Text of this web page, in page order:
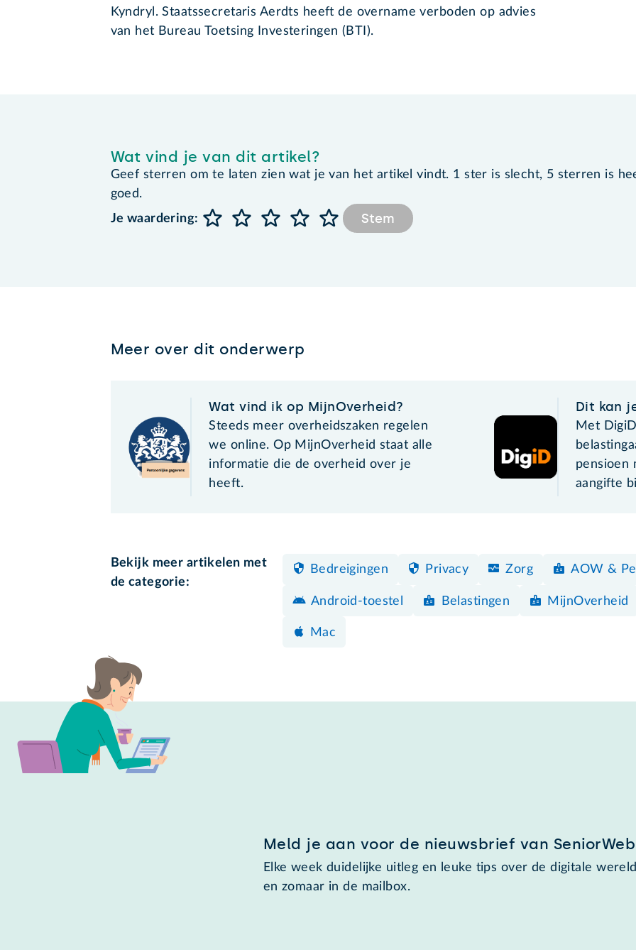
Kyndryl. Staatssecretaris Aerdts heeft de overname verboden op advies
van het Bureau Toetsing Investeringen (BTI).
Wat vind je van dit artikel?
Geef sterren om te laten zien wat je van het artikel vindt. 1 ster is slecht, 5 sterren is
goed.
Je waardering:
Stem
Meer over dit onderwerp
Wat vind ik op MijnOverheid?
Steeds meer overheidszaken regelen
we online. Op MijnOverheid staat alle
informatie die de overheid over je
heeft.
Dit kan
Met
pensioen
aangifte
Bekijk meer artikelen met
de categorie:
Bedreigingen Privacy Zorg AOW &
Android-toestel Belastingen MijnOverheid
Mac
Meld je aan voor de nieuwsbrief van SeniorWeb
Elke week duidelijke uitleg en leuke tips over de digitale
en zomaar in de mailbox.